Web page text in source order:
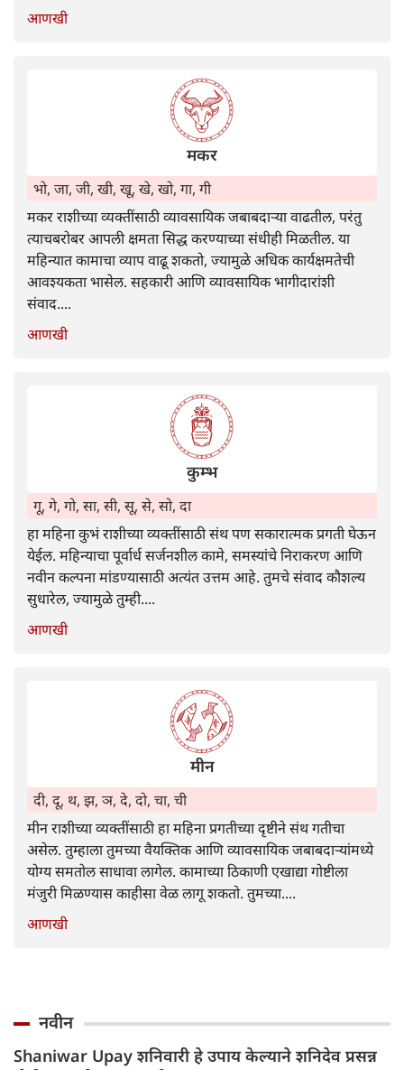
आणखी
मकर
भो, जा, जी, खी, खू, खे, खो, गा, गी
मकर राशीच्या व्यक्तींसाठी व्यावसायिक जबाबदाऱ्या वाढतील, परंतु
त्याचबरोबर आपली क्षमता सिद्ध करण्याच्या संधीही मिळतील. या
महिन्यात कामाचा व्याप वाढू शकतो, ज्यामुळे अधिक कार्यक्षमतेची
आवश्यकता भासेल. सहकारी आणि व्यावसायिक भागीदारांशी
संवाद....
आणखी
कुम्भ
गू, गे, गो, सा, सी, सू, से, सो, दा
हा महिना कुभं राशीच्या व्यक्तींसाठी संथ पण सकारात्मक प्रगती घेऊन
येईल. महिन्याचा पूर्वार्ध सर्जनशील कामे, समस्यांचे निराकरण आणि
नवीन कल्पना मांडण्यासाठी अत्यंत उत्तम आहे. तुमचे संवाद कौशल्य
सुधारेल, ज्यामुळे तुम्ही....
आणखी
मीन
दी, दू, थ, झ, ञ, दे, दो, चा, ची
मीन राशीच्या व्यक्तींसाठी हा महिना प्रगतीच्या दृष्टीने संथ गतीचा
असेल. तुम्हाला तुमच्या वैयक्तिक आणि व्यावसायिक जबाबदाऱ्यांमध्ये
योग्य समतोल साधावा लागेल. कामाच्या ठिकाणी एखाद्या गोष्टीला
मंजुरी मिळण्यास काहीसा वेळ लागू शकतो. तुमच्या....
आणखी
नवीन
Shaniwar Upay शनिवारी हे उपाय केल्याने शनिदेव प्रसन्न